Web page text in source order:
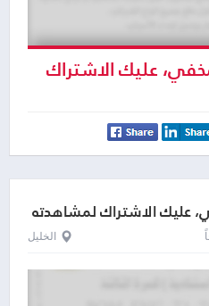
عليك الاشتراك
عليك الاشتراك لمشاهدته
الخليل